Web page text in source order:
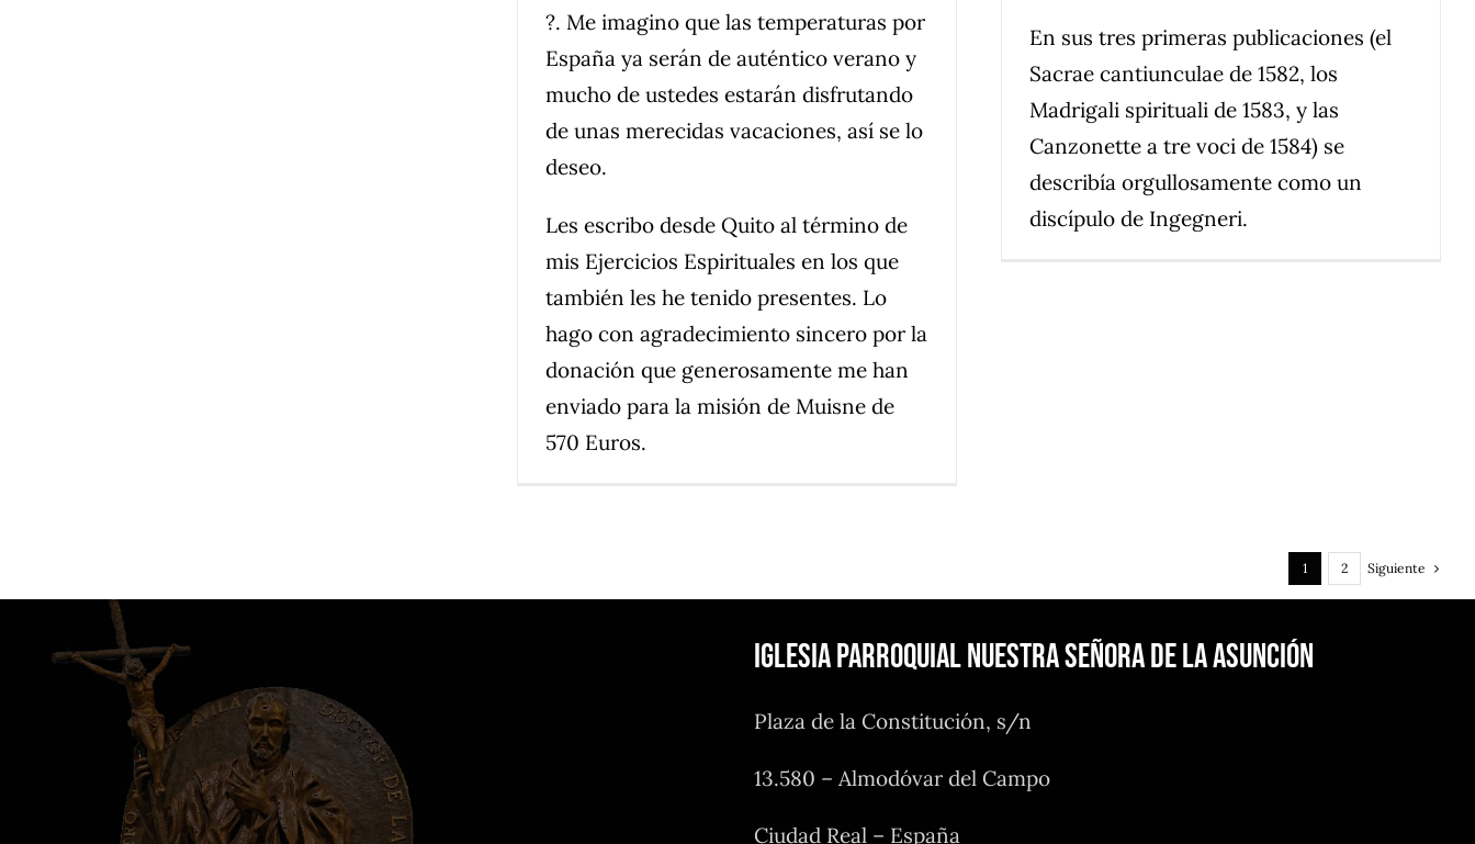
En sus tres primeras publicaciones (el
Sacrae cantiunculae de 1582, los
Madrigali spirituali de 1583, y las
Canzonette a tre voci de 1584) se
describía orgullosamente como un
discípulo de Ingegneri.
?. Me imagino que las temperaturas por
España ya serán de auténtico verano y
mucho de ustedes estarán disfrutando
de unas merecidas vacaciones, así se lo
deseo.
Les escribo desde Quito al término de
mis Ejercicios Espirituales en los que
también les he tenido presentes. Lo
hago con agradecimiento sincero por la
donación que generosamente me han
enviado para la misión de Muisne de
570 Euros.
1 2 Siguiente
Iglesia Parroquial Nuestra Señora de la Asunción
Plaza de la Constitución, s/n
13.580 – Almodóvar del Campo
Ciudad Real – España